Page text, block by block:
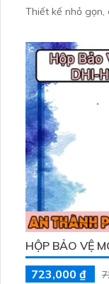
Thiết kế nhỏ
đêm, hỗ trợ giảm
HỘP BẢO VỆ
723,000 ₫